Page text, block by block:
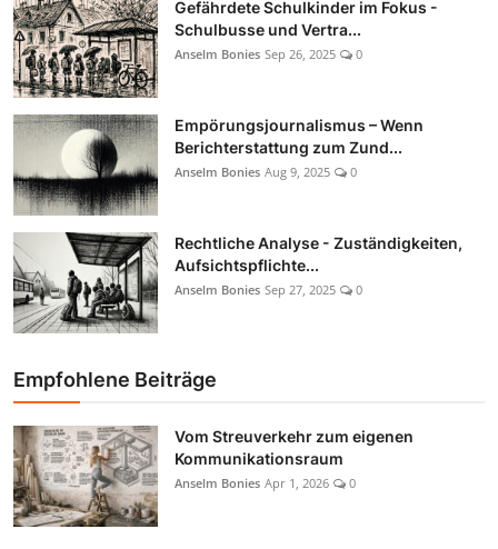
Gefährdete Schulkinder im Fokus -
Schulbusse und Vertra...
Anselm Bonies Sep 26, 2025 0
Empörungsjournalismus – Wenn
Berichterstattung zum Zund...
Anselm Bonies Aug 9, 2025 0
Rechtliche Analyse - Zuständigkeiten,
Aufsichtspflichte...
Anselm Bonies Sep 27, 2025 0
Empfohlene Beiträge
Vom Streuverkehr zum eigenen
Kommunikationsraum
Anselm Bonies Apr 1, 2026 0